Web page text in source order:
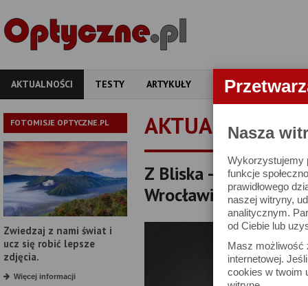
Nasza
Wykorzystujemy
funkcje
prawidłowego
naszej witryny,
analitycznym.
od Ciebie lub
Masz możliwość
internetowej.
cookies w twoim
AKTUALNOŚCI TESTY ARTYKUŁY APARATY
FOTOMISJE OPTYCZNE.PL
Zwiedzaj z nami świat i
ucz się robić lepsze
zdjęcia.
Więcej informacji
AKTUALNOŚCI
Z Bliska - II
Wrocławiu